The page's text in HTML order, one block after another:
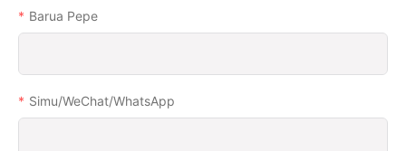
Barua Pepe
Simu/WeChat/WhatsApp